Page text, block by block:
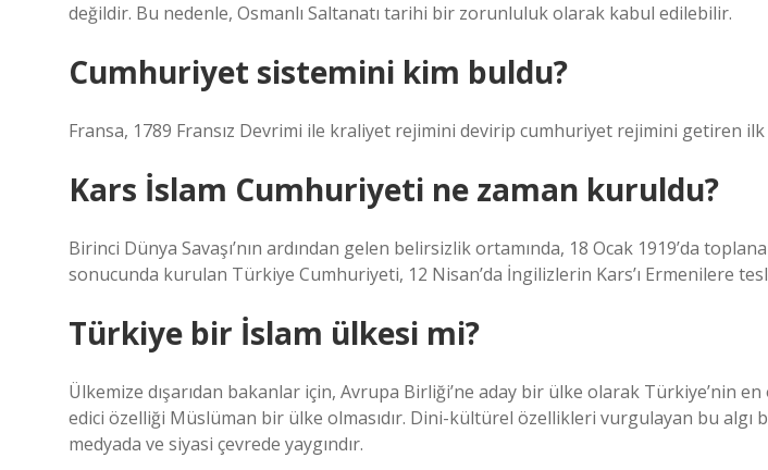
değildir. Bu nedenle, Osmanlı Saltanatı tarihi bir zorunluluk olarak kabul edilebilir.
Cumhuriyet sistemini kim buldu?
Fransa, 1789 Fransız Devrimi ile kraliyet rejimini devirip cumhuriyet rejimini getiren
Kars İslam Cumhuriyeti ne zaman kuruldu?
Birinci Dünya Savaşı’nın ardından gelen belirsizlik ortamında, 18 Ocak 1919’da
sonucunda kurulan Türkiye Cumhuriyeti, 12 Nisan’da İngilizlerin Kars’ı Ermenilere
Türkiye bir İslam ülkesi mi?
Ülkemize dışarıdan bakanlar için, Avrupa Birliği’ne aday bir ülke olarak Türkiye’nin
edici özelliği Müslüman bir ülke olmasıdır. Dini-kültürel özellikleri vurgulayan bu algı
medyada ve siyasi çevrede yaygındır.